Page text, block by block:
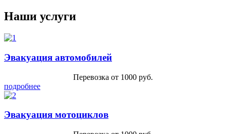
Наши услуги
Эвакуация автомобилей
Перевозка от 1000 руб.
подробнее
Эвакуация мотоциклов